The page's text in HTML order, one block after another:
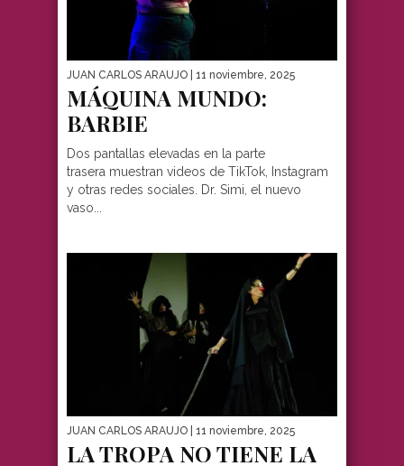
JUAN CARLOS ARAUJO | 11 noviembre, 2025
MÁQUINA MUNDO:
BARBIE
Dos pantallas elevadas en la parte
trasera muestran videos de TikTok, Instagram
y otras redes sociales. Dr. Simi, el nuevo
vaso...
JUAN CARLOS ARAUJO | 11 noviembre, 2025
LA TROPA NO TIENE LA